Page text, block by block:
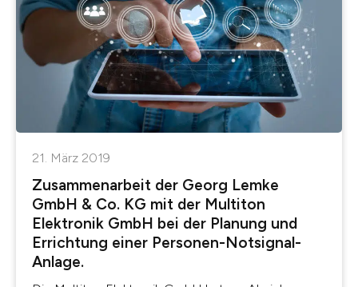
21. März 2019
Zusammenarbeit der Georg Lemke
GmbH & Co. KG mit der Multiton
Elektronik GmbH bei der Planung und
Errichtung einer Personen-Notsignal-
Anlage.